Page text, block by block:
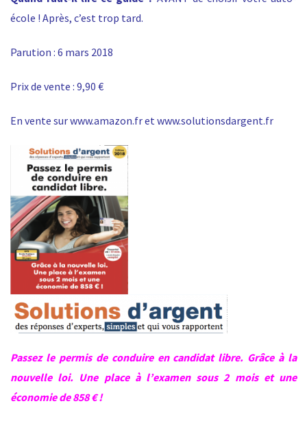
école ! Après, c’est trop tard.
Parution : 6 mars 2018
Prix de vente : 9,90 €
En vente sur www.amazon.fr et www.solutionsdargent.fr
Passez le permis de conduire en candidat libre. Grâce à la
nouvelle loi. Une place à l’examen sous 2 mois et une
économie de 858 € !